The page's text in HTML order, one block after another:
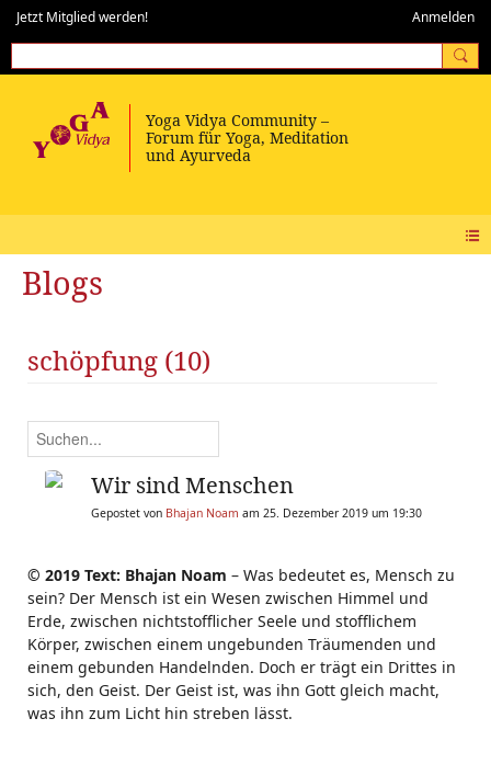
Jetzt Mitglied werden! Anmelden
Blogs
schöpfung (10)
Wir sind Menschen
Gepostet von Bhajan Noam am 25. Dezember 2019 um 19:30
© 2019 Text: Bhajan Noam – Was bedeutet es, Mensch zu
sein? Der Mensch ist ein Wesen zwischen Himmel und
Erde, zwischen nichtstofflicher Seele und stofflichem
Körper, zwischen einem ungebunden Träumenden und
einem gebunden Handelnden. Doch er trägt ein Drittes in
sich, den Geist. Der Geist ist, was ihn Gott gleich macht,
was ihn zum Licht hin streben lässt.